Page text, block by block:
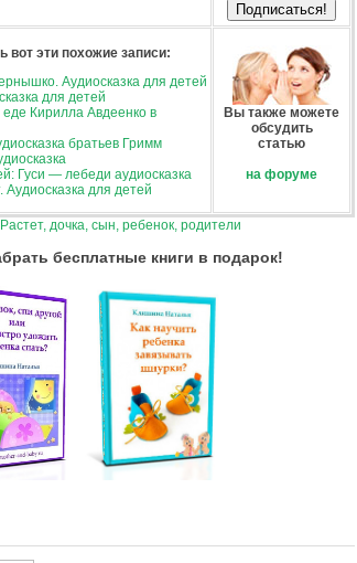
вот эти похожие записи:
Аудиосказка для детей
для детей
Кирилла Авдеенко в
братьев Гримм
Гуси — лебеди аудиосказка
Аудиосказка для детей
Вы также можете
обсудить
статью
на форуме
Растет, дочка, сын, ребенок, родители
бесплатные книги в подарок!